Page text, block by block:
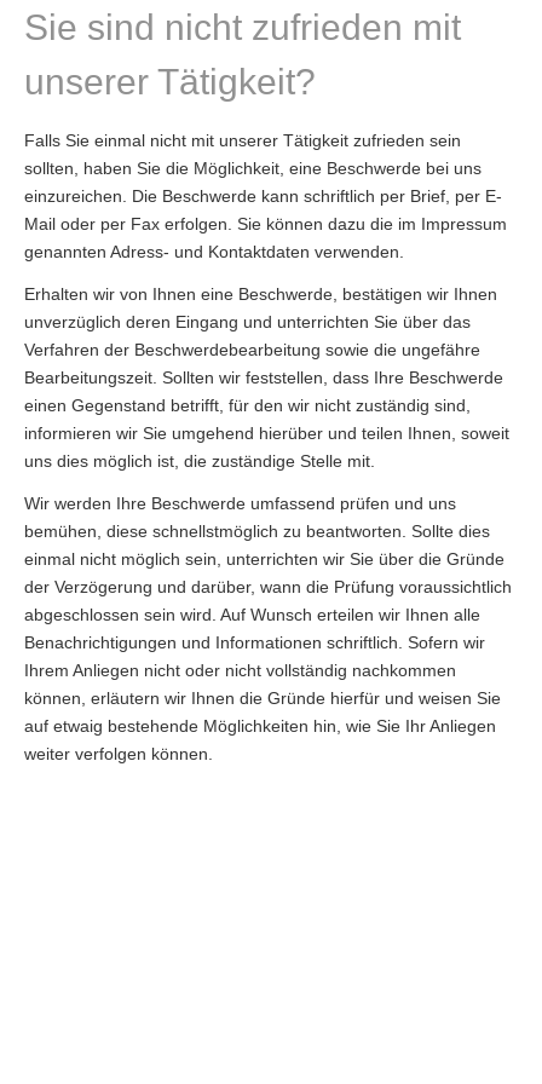
Sie sind nicht zufrieden mit
unserer Tätigkeit?
Falls Sie einmal nicht mit unserer Tätigkeit zufrieden sein
sollten, haben Sie die Möglichkeit, eine Beschwerde bei uns
einzureichen. Die Beschwerde kann schriftlich per Brief, per E-
Mail oder per Fax erfolgen. Sie können dazu die im Impressum
genannten Adress- und Kontaktdaten verwenden.
Erhalten wir von Ihnen eine Beschwerde, bestätigen wir Ihnen
unverzüglich deren Eingang und unterrichten Sie über das
Verfahren der Beschwerdebearbeitung sowie die ungefähre
Bearbeitungszeit. Sollten wir feststellen, dass Ihre Beschwerde
einen Gegenstand betrifft, für den wir nicht zuständig sind,
informieren wir Sie umgehend hierüber und teilen Ihnen, soweit
uns dies möglich ist, die zuständige Stelle mit.
Wir werden Ihre Beschwerde umfassend prüfen und uns
bemühen, diese schnellstmöglich zu beantworten. Sollte dies
einmal nicht möglich sein, unterrichten wir Sie über die Gründe
der Verzögerung und darüber, wann die Prüfung voraussichtlich
abgeschlossen sein wird. Auf Wunsch erteilen wir Ihnen alle
Benachrichtigungen und Informationen schriftlich. Sofern wir
Ihrem Anliegen nicht oder nicht vollständig nachkommen
können, erläutern wir Ihnen die Gründe hierfür und weisen Sie
auf etwaig bestehende Möglichkeiten hin, wie Sie Ihr Anliegen
weiter verfolgen können.